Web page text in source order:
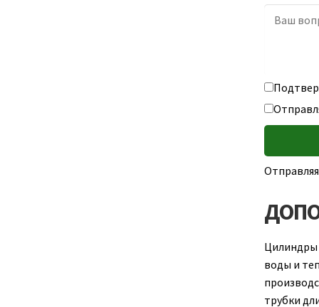
Цилиндры
воды и
трубки